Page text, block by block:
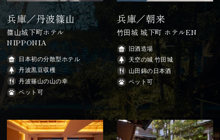
兵庫／丹波篠山
篠⼭城下町ホテル
NIPPONIA
日本初の分散型ホテル
丹波黒豆収穫
丹波篠山の山の幸
ペット可
兵庫／朝来
⽵⽥城 城下町 ホテルEN
旧酒造場
天空の城 竹田城
山田錦の日本酒
ペット可